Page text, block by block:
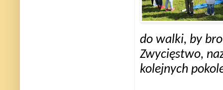
do walki, by
Zwycięstwo,
kolejnych